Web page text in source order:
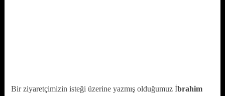
Bir ziyaretçimizin isteği üzerine yazmış olduğumuz İbrahim